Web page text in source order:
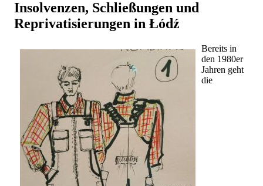
Insolvenzen, Schließungen und
Reprivatisierungen in Łódź
Bereits in
den 1980er
Jahren geht
die